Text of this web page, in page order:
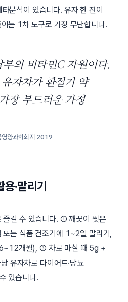
분석이 있습니다. 유자 한 잔이
는 1차 도구로 가장 무난합니다.
부의 비타민C 자원이다.
자차가 환절기 약
장 부드러운 가정
양과학회지 2019
·말리기
즐길 수 있습니다. ① 깨끗이 씻은
는 식품 건조기에 1~2일 말리기,
개월), ③ 차로 마실 때 5g +
유자차로 다이어트·당뇨
있습니다.